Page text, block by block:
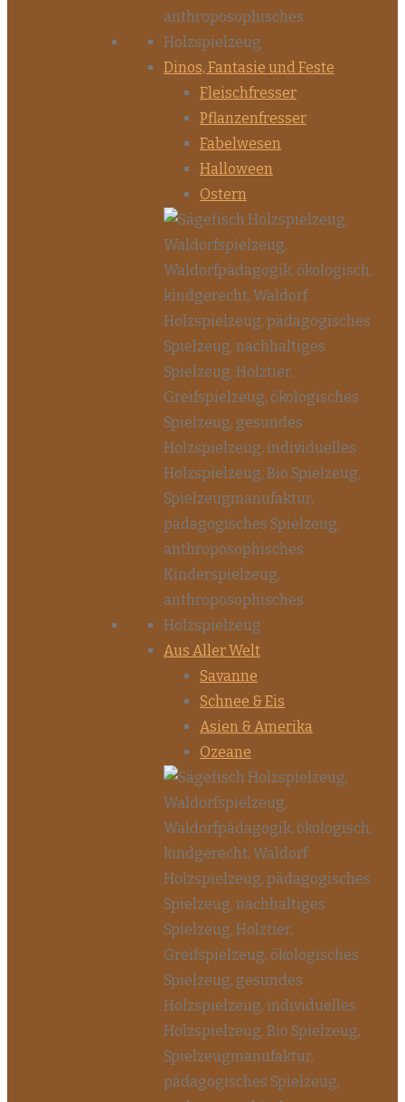
Dinos, Fantasie und Feste
Fleischfresser
Pflanzenfresser
Fabelwesen
Halloween
Ostern
Aus Aller Welt
Savanne
Schnee & Eis
Asien & Amerika
Ozeane